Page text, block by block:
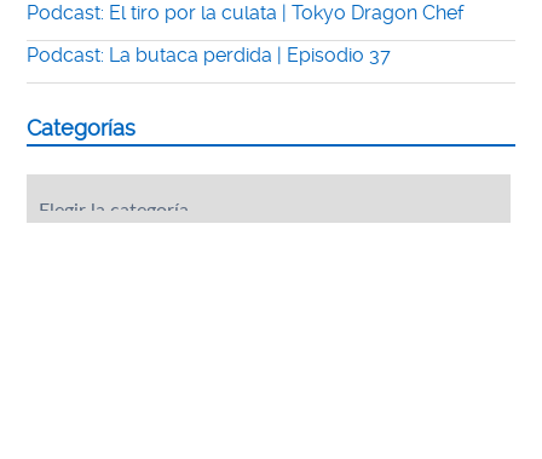
Podcast: El tiro por la culata | Tokyo Dragon Chef
Podcast: La butaca perdida | Episodio 37
Categorías